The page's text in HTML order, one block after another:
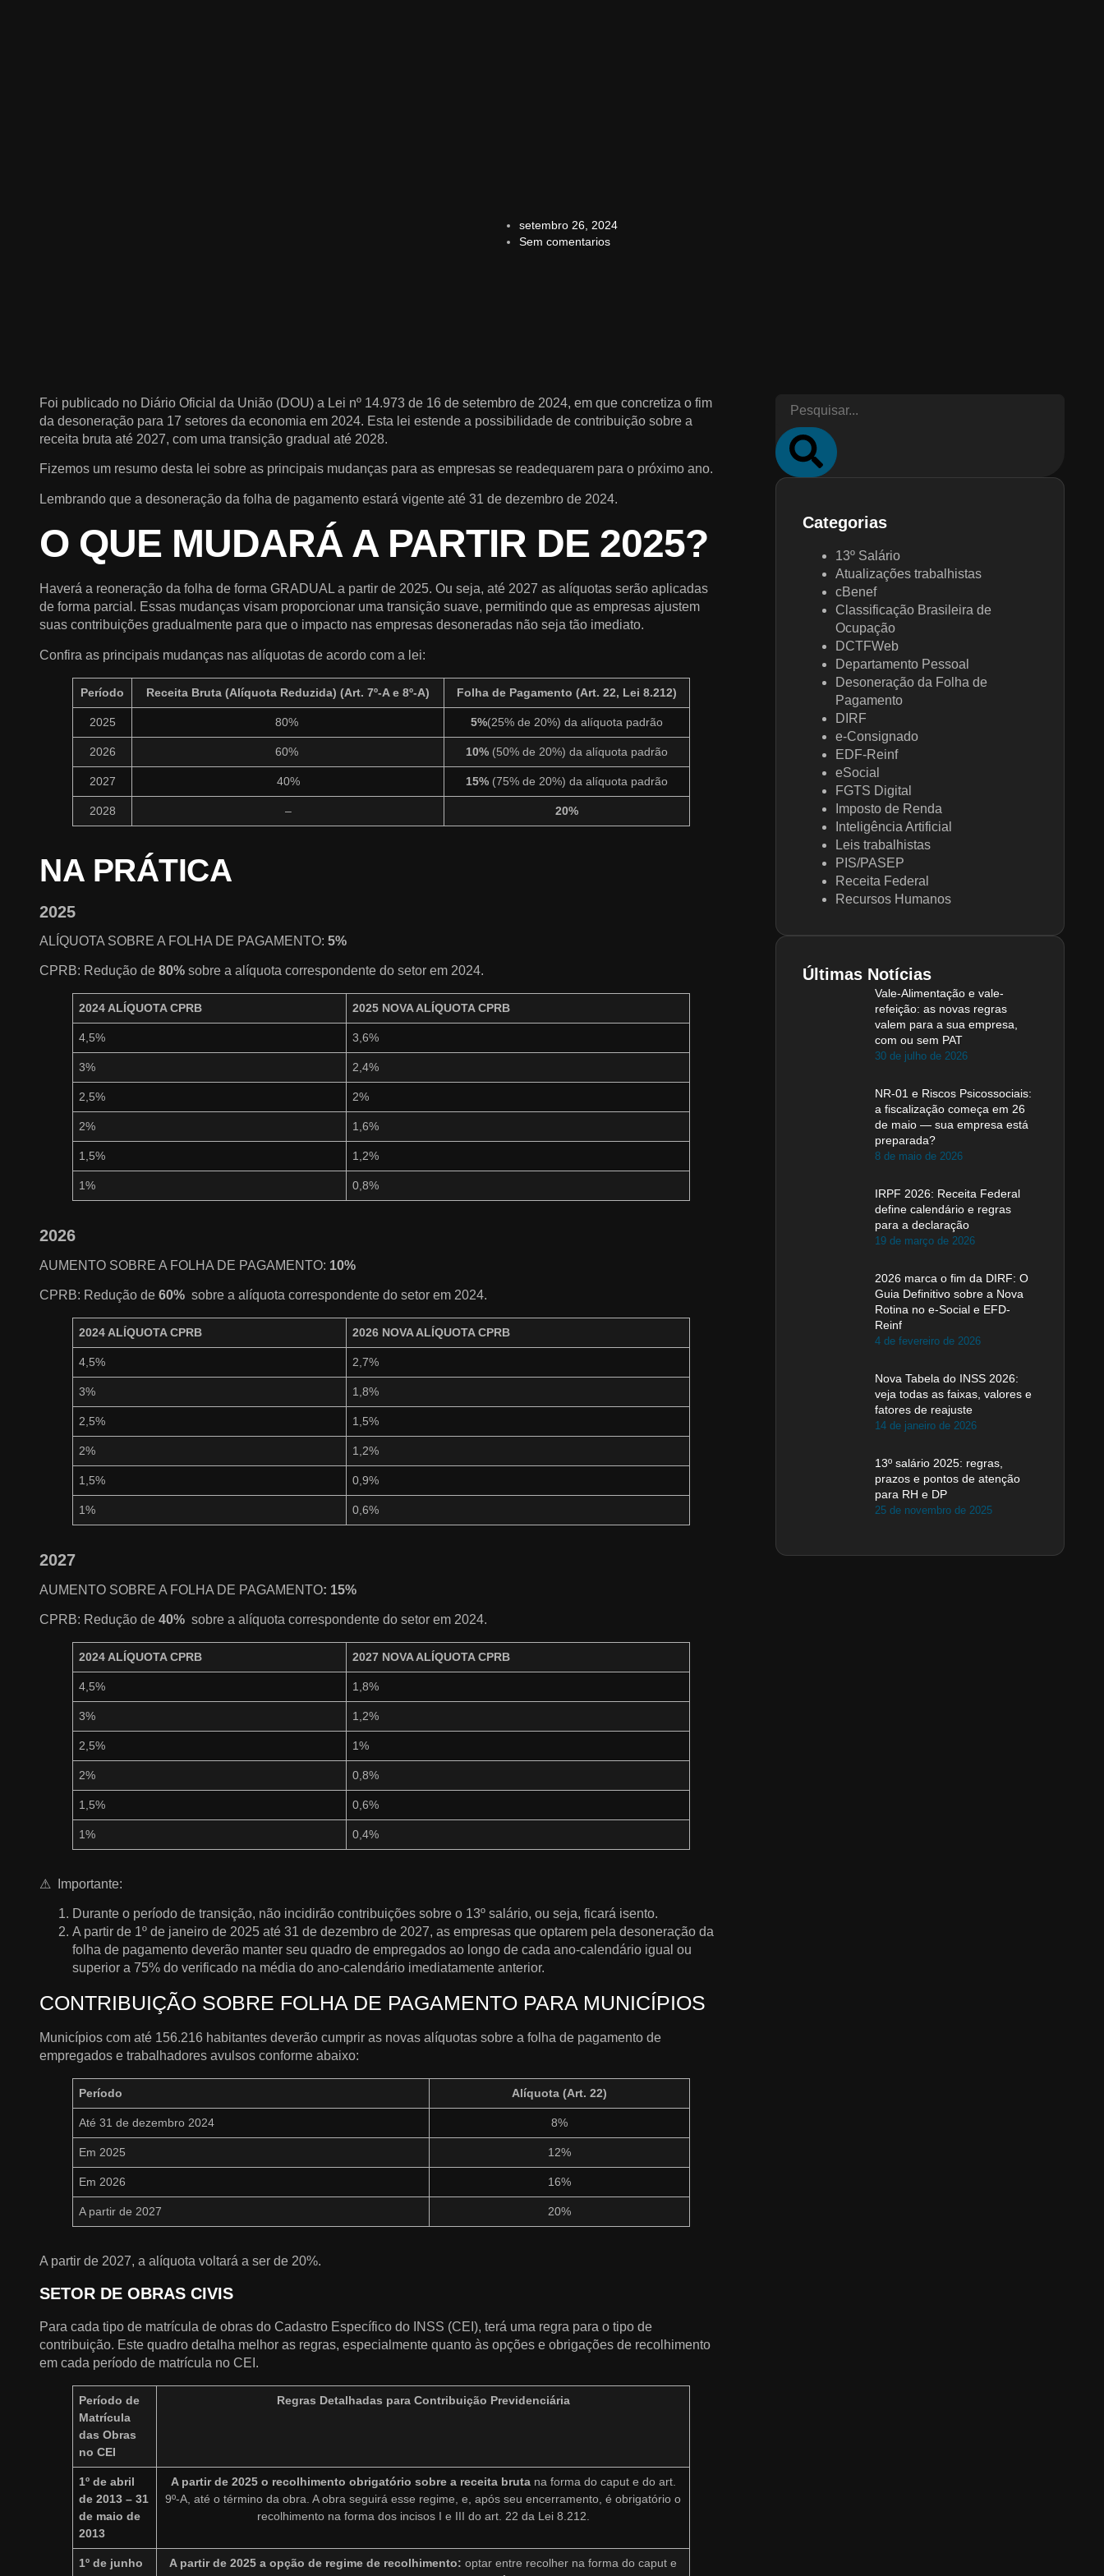
setembro 26, 2024
Sem comentarios
Foi publicado no Diário Oficial da União (DOU) a Lei nº 14.973 de 16 de setembro de 2024, em que concretiza o fim
da desoneração para 17 setores da economia em 2024. Esta lei estende a possibilidade de contribuição sobre a
receita bruta até 2027, com uma transição gradual até 2028.
Fizemos um resumo desta lei sobre as principais mudanças para as empresas se readequarem para o próximo ano.
Lembrando que a desoneração da folha de pagamento estará vigente até 31 de dezembro de 2024.
O QUE MUDARÁ A PARTIR DE 2025?
Haverá a reoneração da folha de forma GRADUAL a partir de 2025. Ou seja, até 2027 as alíquotas serão aplicadas
de forma parcial. Essas mudanças visam proporcionar uma transição suave, permitindo que as empresas ajustem
suas contribuições gradualmente para que o impacto nas empresas desoneradas não seja tão imediato.
Confira as principais mudanças nas alíquotas de acordo com a lei:
Período Receita Bruta (Alíquota Reduzida) (Art. 7º-A e 8º-A) Folha de Pagamento (Art. 22, Lei 8.212)
2025 80% 5%(25% de 20%) da alíquota padrão
2026 60% 10% (50% de 20%) da alíquota padrão
2027 40% 15% (75% de 20%) da alíquota padrão
2028 – 20%
NA PRÁTICA
2025
ALÍQUOTA SOBRE A FOLHA DE PAGAMENTO: 5%
CPRB: Redução de 80% sobre a alíquota correspondente do setor em 2024.
2024 ALÍQUOTA CPRB 2025 NOVA ALÍQUOTA CPRB
4,5% 3,6%
3% 2,4%
2,5% 2%
2% 1,6%
1,5% 1,2%
1% 0,8%
2026
AUMENTO SOBRE A FOLHA DE PAGAMENTO: 10%
CPRB: Redução de 60% sobre a alíquota correspondente do setor em 2024.
2024 ALÍQUOTA CPRB 2026 NOVA ALÍQUOTA CPRB
4,5% 2,7%
3% 1,8%
2,5% 1,5%
2% 1,2%
1,5% 0,9%
1% 0,6%
2027
AUMENTO SOBRE A FOLHA DE PAGAMENTO: 15%
CPRB: Redução de 40% sobre a alíquota correspondente do setor em 2024.
2024 ALÍQUOTA CPRB 2027 NOVA ALÍQUOTA CPRB
4,5% 1,8%
3% 1,2%
2,5% 1%
2% 0,8%
1,5% 0,6%
1% 0,4%
⚠ ️ Importante:
Durante o período de transição, não incidirão contribuições sobre o 13º salário, ou seja, ficará isento.
A partir de 1º de janeiro de 2025 até 31 de dezembro de 2027, as empresas que optarem pela desoneração da
folha de pagamento deverão manter seu quadro de empregados ao longo de cada ano-calendário igual ou
superior a 75% do verificado na média do ano-calendário imediatamente anterior.
CONTRIBUIÇÃO SOBRE FOLHA DE PAGAMENTO PARA MUNICÍPIOS
Municípios com até 156.216 habitantes deverão cumprir as novas alíquotas sobre a folha de pagamento de
empregados e trabalhadores avulsos conforme abaixo:
Período Alíquota (Art. 22)
Até 31 de dezembro 2024 8%
Em 2025 12%
Em 2026 16%
A partir de 2027 20%
A partir de 2027, a alíquota voltará a ser de 20%.
SETOR DE OBRAS CIVIS
Para cada tipo de matrícula de obras do Cadastro Específico do INSS (CEI), terá uma regra para o tipo de
contribuição. Este quadro detalha melhor as regras, especialmente quanto às opções e obrigações de recolhimento
em cada período de matrícula no CEI.
Período de
Matrícula
das Obras
no CEI
Regras Detalhadas para Contribuição Previdenciária
1º de abril
de 2013 – 31
de maio de
2013
A partir de 2025 o recolhimento obrigatório sobre a receita bruta na forma do caput e do art.
9º-A, até o término da obra. A obra seguirá esse regime, e, após seu encerramento, é obrigatório o
recolhimento na forma dos incisos I e III do art. 22 da Lei 8.212.
1º de junho
A partir de 2025 a opção de regime de recolhimento: optar entre recolher na forma do caput e
Categorias
13º Salário
Atualizações trabalhistas
cBenef
Classificação Brasileira de
Ocupação
DCTFWeb
Departamento Pessoal
Desoneração da Folha de
Pagamento
DIRF
e-Consignado
EDF-Reinf
eSocial
FGTS Digital
Imposto de Renda
Inteligência Artificial
Leis trabalhistas
PIS/PASEP
Receita Federal
Recursos Humanos
Últimas Notícias
Vale-Alimentação e vale-
refeição: as novas regras
valem para a sua empresa,
com ou sem PAT
30 de julho de 2026
NR-01 e Riscos Psicossociais:
a fiscalização começa em 26
de maio — sua empresa está
preparada?
8 de maio de 2026
IRPF 2026: Receita Federal
define calendário e regras
para a declaração
19 de março de 2026
2026 marca o fim da DIRF: O
Guia Definitivo sobre a Nova
Rotina no e-Social e EFD-
Reinf
4 de fevereiro de 2026
Nova Tabela do INSS 2026:
veja todas as faixas, valores e
fatores de reajuste
14 de janeiro de 2026
13º salário 2025: regras,
prazos e pontos de atenção
para RH e DP
25 de novembro de 2025